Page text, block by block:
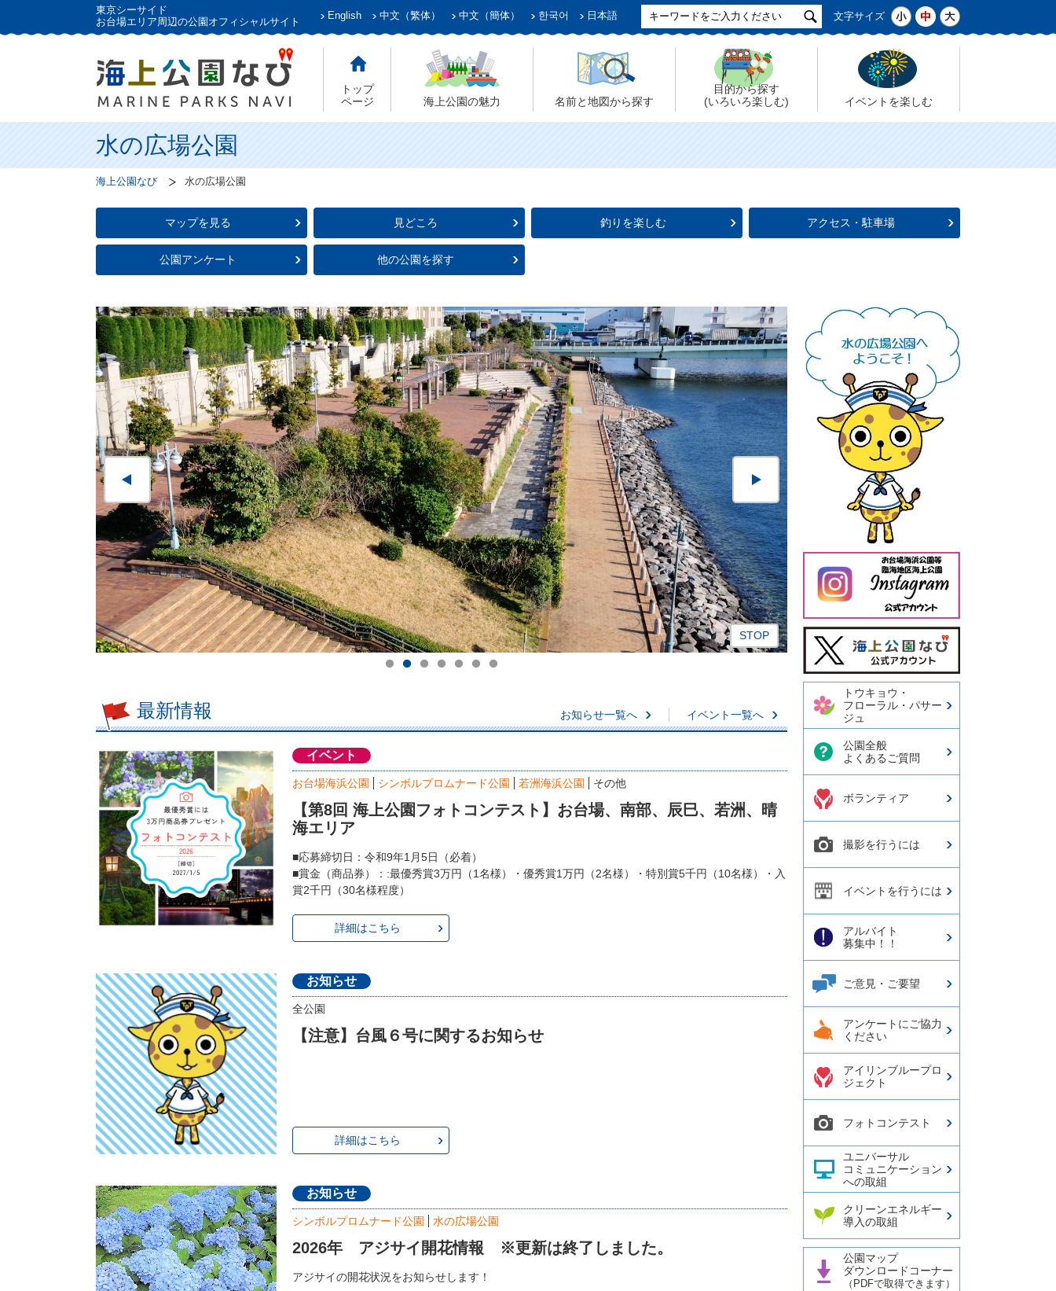
東京シーサイド
お台場エリア周辺の公園オフィシャルサイト
English 中文（繁体） 中文（簡体） 한국어 日本語 文字サイズ
トップ
ページ
海上公園の魅力 名前と地図から探す
目的から探す
(いろいろ楽しむ)
イベントを楽しむ
水の広場公園
海上公園なび 水の広場公園
マップを見る 見どころ 釣りを楽しむ アクセス・駐車場
公園アンケート 他の公園を探す
生・
最新情報 お知らせ一覧へ イベント一覧へ
イベント
お台場海浜公園 シンボルプロムナード公園 若洲海浜公園 その他
【第8回 海上公園フォトコンテスト】お台場、南部、辰巳、若洲、晴
海エリア
■応募締切日：令和9年1月5日（必着）
■賞金（商品券）：:最優秀賞3万円（1名様）・優秀賞1万円（2名様）・特別賞5千円（10名様）・入
賞2千円（30名様程度）
詳細はこちら
お知らせ
全公園
【注意】台風６号に関するお知らせ
詳細はこちら
お知らせ
シンボルプロムナード公園 水の広場公園
2026年 アジサイ開花情報 ※更新は終了しました。
アジサイの開花状況をお知らせします！
今日の東京港埠頭㈱【公式
X】
トウキョウ・
フローラル・パサー
ジュ
公園全般
よくあるご質問
ボランティア
撮影を行うには
イベントを行うには
アルバイト
募集中！！
ご意見・ご要望
アンケートにご協力
ください
アイリンブループロ
ジェクト
フォトコンテスト
ユニバーサル
コミュニケーション
への取組
クリーンエネルギー
導入の取組
公園マップ
ダウンロードコーナー
（PDFで取得できます）